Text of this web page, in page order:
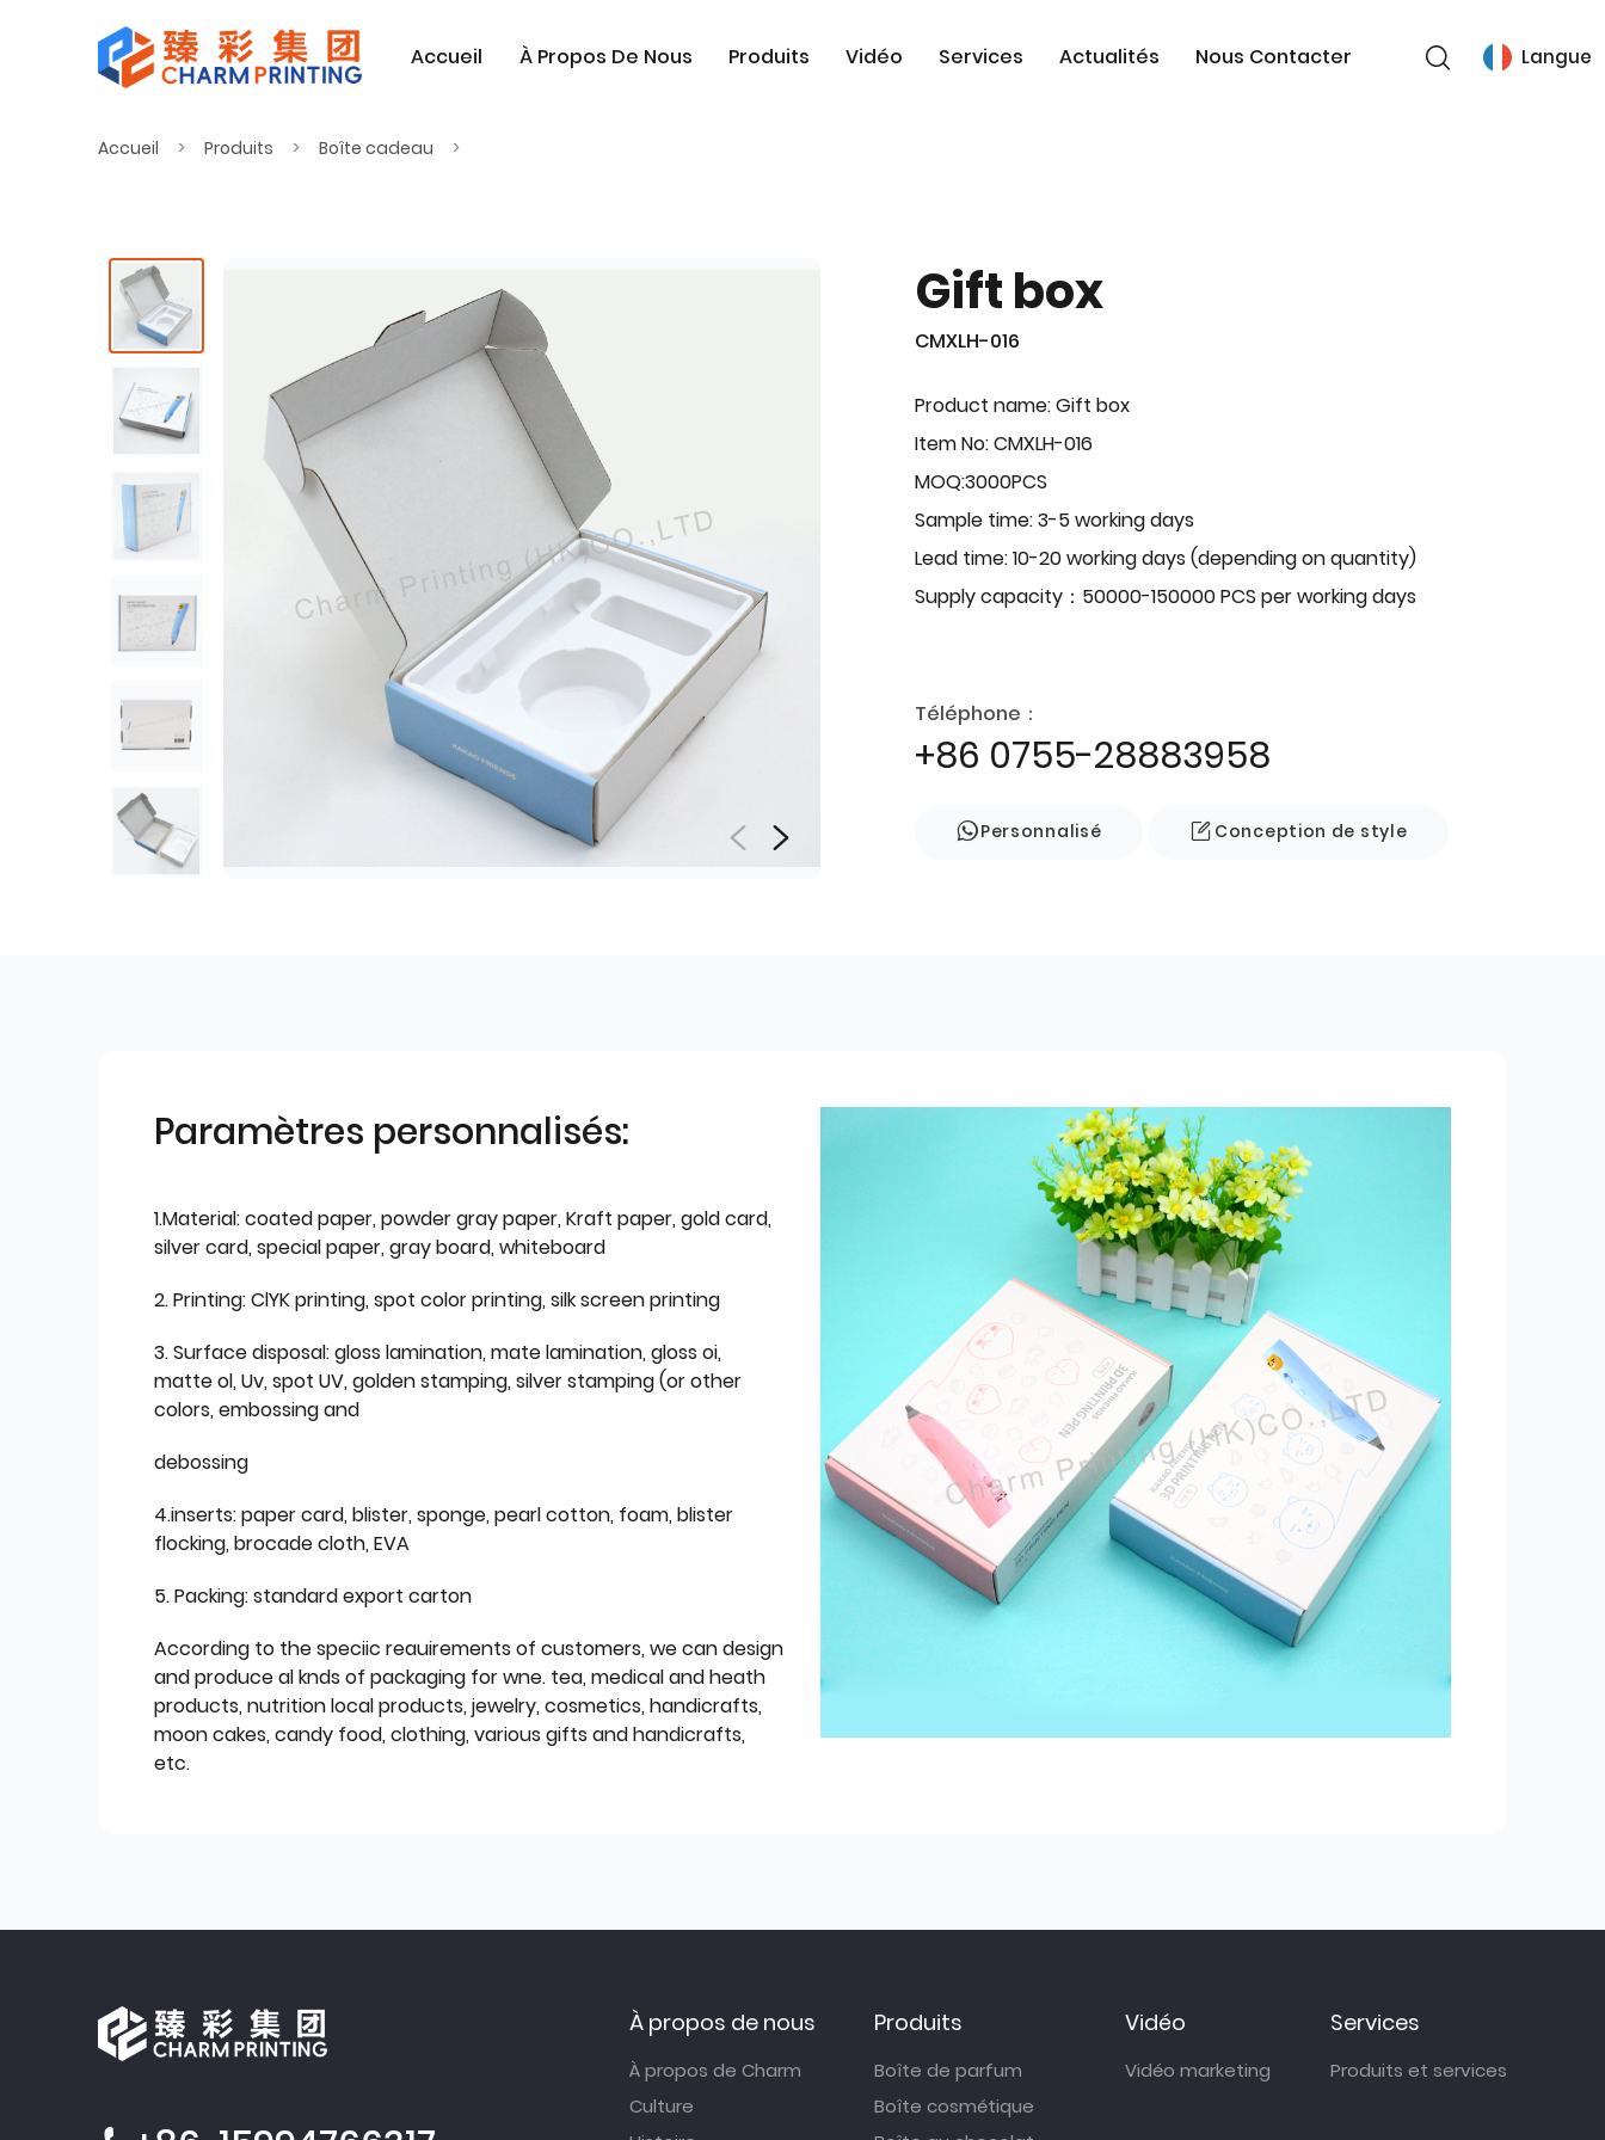
Accueil À Propos De Nous Produits Vidéo Services Actualités Nous Contacter Langue
Accueil Produits Boîte cadeau
Gift box
CMXLH-016
Product name: Gift box
Item No: CMXLH-016
MOQ:3000PCS
Sample time: 3-5 working days
Lead time: 10-20 working days (depending on quantity)
Supply capacity：50000-150000 PCS per working days
Téléphone：
+86 0755-28883958
Personnalisé Conception de style
Paramètres personnalisés:
1.Material: coated paper, powder gray paper, Kraft paper, gold card,
silver card, special paper, gray board, whiteboard
2. Printing: ClYK printing, spot color printing, silk screen printing
3. Surface disposal: gloss lamination, mate lamination, gloss oi,
matte ol, Uv, spot UV, golden stamping, silver stamping (or other
colors, embossing and
debossing
4.inserts: paper card, blister, sponge, pearl cotton, foam, blister
flocking, brocade cloth, EVA
5. Packing: standard export carton
According to the speciic reauirements of customers, we can design
and produce al knds of packaging for wne. tea, medical and heath
products, nutrition local products, jewelry, cosmetics, handicrafts,
moon cakes, candy food, clothing, various gifts and handicrafts,
etc.
À propos de nous
À propos de Charm
Culture
Produits
Boîte de parfum
Boîte cosmétique
Vidéo
Vidéo marketing
Services
Produits et services